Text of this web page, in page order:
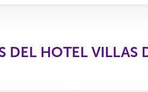
DEL HOTEL VILLAS